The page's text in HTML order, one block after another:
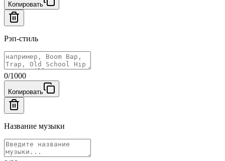
Копировать
Рэп-стиль
0/1000
Копировать
Название музыки